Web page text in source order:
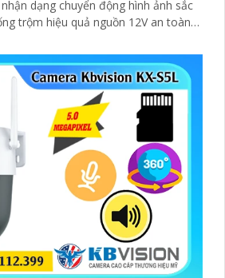
dạng chuyển động hình ảnh sắc
trộm hiệu quả nguồn 12V an toàn
xem ban đêm màu